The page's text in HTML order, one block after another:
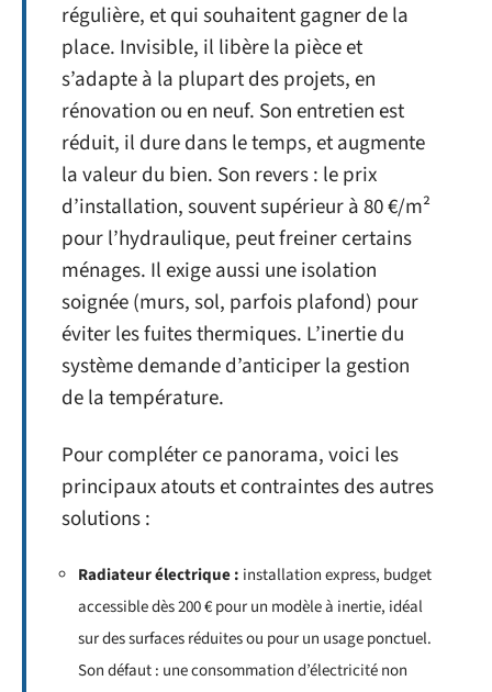
régulière, et qui souhaitent gagner de la
place. Invisible, il libère la pièce et
s’adapte à la plupart des projets, en
rénovation ou en neuf. Son entretien est
réduit, il dure dans le temps, et augmente
la valeur du bien. Son revers : le prix
d’installation, souvent supérieur à 80 €/m²
pour l’hydraulique, peut freiner certains
ménages. Il exige aussi une isolation
soignée (murs, sol, parfois plafond) pour
éviter les fuites thermiques. L’inertie du
système demande d’anticiper la gestion
de la température.
Pour compléter ce panorama, voici les
principaux atouts et contraintes des autres
solutions :
Radiateur électrique : installation express, budget
accessible dès 200 € pour un modèle à inertie, idéal
sur des surfaces réduites ou pour un usage ponctuel.
Son défaut : une consommation d’électricité non